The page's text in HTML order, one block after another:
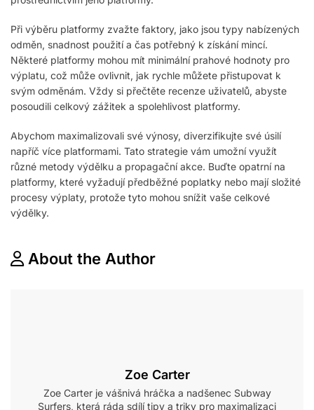
Při výběru platformy zvažte faktory, jako jsou typy nabízených
odměn, snadnost použití a čas potřebný k získání mincí.
Některé platformy mohou mít minimální prahové hodnoty pro
výplatu, což může ovlivnit, jak rychle můžete přistupovat k
svým odměnám. Vždy si přečtěte recenze uživatelů, abyste
posoudili celkový zážitek a spolehlivost platformy.
Abychom maximalizovali své výnosy, diverzifikujte své úsilí
napříč více platformami. Tato strategie vám umožní využít
různé metody výdělku a propagační akce. Buďte opatrní na
platformy, které vyžadují předběžné poplatky nebo mají složité
procesy výplaty, protože tyto mohou snížit vaše celkové
výdělky.
About the Author
Zoe Carter
Zoe Carter je vášnivá hráčka a nadšenec Subway
Surfers, která ráda sdílí tipy a triky pro maximalizaci